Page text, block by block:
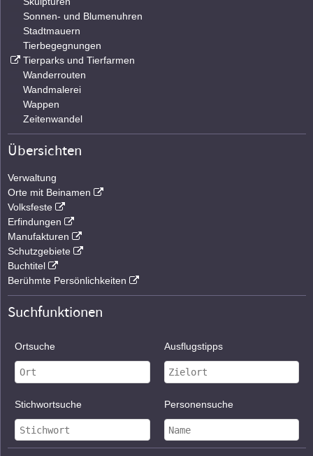
Sonnen- und Blumenuhren
Stadtmauern
Tierbegegnungen
Tierparks und Tierfarmen
Wanderrouten
Wandmalerei
Wappen
Zeitenwandel
Übersichten
Verwaltung
Orte mit Beinamen
Volksfeste
Erfindungen
Manufakturen
Schutzgebiete
Buchtitel
Berühmte Persönlichkeiten
Suchfunktionen
Ortsuche Ausflugstipps
Stichwortsuche Personensuche